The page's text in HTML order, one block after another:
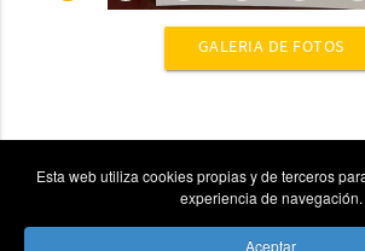
GALERIA DE FOTOS
Esta web utiliza cookies propias y de terceros
experiencia de navegación.
Aceptar